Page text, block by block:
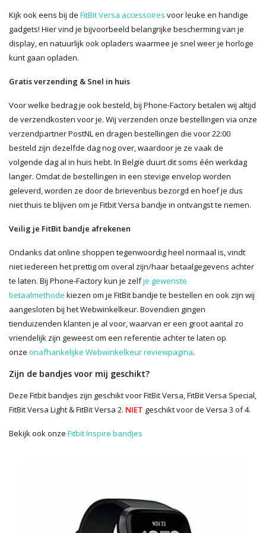
Kijk ook eens bij de FitBit Versa accessoires voor leuke en handige
gadgets! Hier vind je bijvoorbeeld belangrijke bescherming van je
display, en natuurlijk ook opladers waarmee je snel weer je horloge
kunt gaan opladen.
Gratis verzending & Snel in huis
Voor welke bedrag je ook besteld, bij Phone-Factory betalen wij altijd
de verzendkosten voor je. Wij verzenden onze bestellingen via onze
verzendpartner PostNL en dragen bestellingen die voor 22:00
besteld zijn dezelfde dag nog over, waardoor je ze vaak de
volgende dag al in huis hebt. In België duurt dit soms één werkdag
langer. Omdat de bestellingen in een stevige envelop worden
geleverd, worden ze door de brievenbus bezorgd en hoef je dus
niet thuis te blijven om je Fitbit Versa bandje in ontvangst te nemen.
Veilig je FitBit bandje afrekenen
Ondanks dat online shoppen tegenwoordig heel normaal is, vindt
niet iedereen het prettig om overal zijn/haar betaalgegevens achter
te laten. Bij Phone-Factory kun je zelfje gewenste
betaalmethode kiezen om je FitBit bandje te bestellen en ook zijn wij
aangesloten bij het Webwinkelkeur. Bovendien gingen
tienduizenden klanten je al voor, waarvan er een groot aantal zo
vriendelijk zijn geweest om een referentie achter te laten op
onze onafhankelijke Webwinkelkeur reviewpagina.
Zijn de bandjes voor mij geschikt?
Deze Fitbit bandjes zijn geschikt voor FitBit Versa, FitBit Versa Special,
FitBit Versa Light & FitBit Versa 2. NIET geschikt voor de Versa 3 of 4.
Bekijk ook onze Fitbit Inspire bandjes